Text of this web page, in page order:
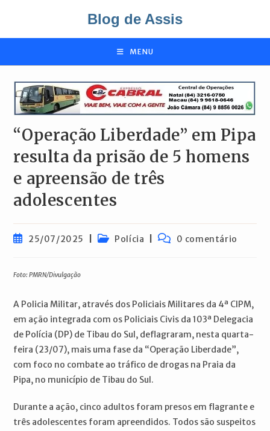
o
Blog de Assis
MENU
“Operação Liberdade” em Pipa
resulta da prisão de 5 homens
e apreensão de três
adolescentes
Post25/07/2025
Categoria
Polícia
Comentários
0 comentário
Foto: PMRN/Divulgação
A Policia Militar, através dos Policiais Militares da 4ª CIPM,
em ação integrada com os Policiais Civis da 103ª Delegacia
de Polícia (DP) de Tibau do Sul, deflagraram, nesta quarta-
feira (23/07), mais uma fase da “Operação Liberdade”,
com foco no combate ao tráfico de drogas na Praia da
Pipa, no município de Tibau do Sul.
Durante a ação, cinco adultos foram presos em flagrante e
três adolescentes foram apreendidos. Todos são suspeitos